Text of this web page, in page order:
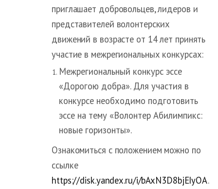
приглашает добровольцев, лидеров и
представителей волонтерских
движений в возрасте от 14 лет принять
участие в межрегиональных конкурсах:
Межрегиональный конкурс эссе
«Дорогою добра». Для участия в
конкурсе необходимо подготовить
эссе на тему «Волонтер Абилимпикс:
новые горизонты».
Ознакомиться с положением можно по
ссылке
https://disk.yandex.ru/i/bAxN3D8bjEIyOA.